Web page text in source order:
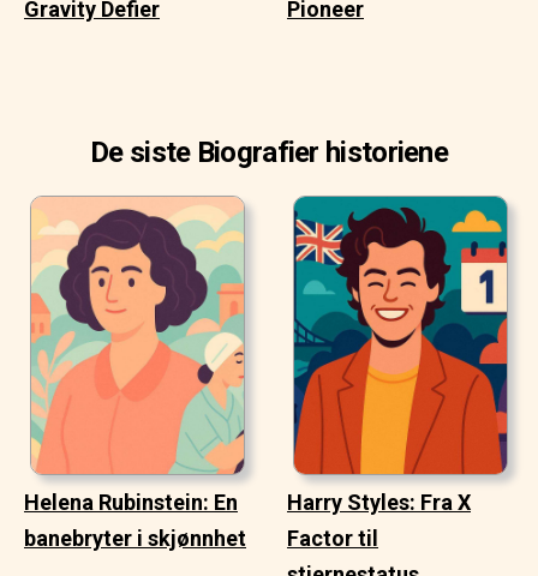
Gravity Defier
Pioneer
De siste Biografier historiene
Helena Rubinstein: En
banebryter i skjønnhet
Harry Styles: Fra X
Factor til